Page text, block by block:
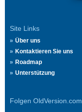
Site Links
Über uns
Kontaktieren Sie uns
Roadmap
Unterstützung
Folgen OldVersion.com